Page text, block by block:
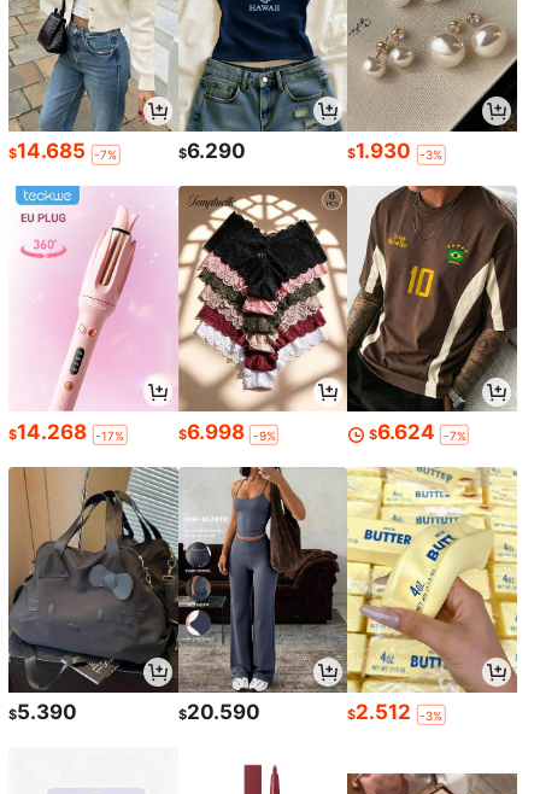
$14.685 -7% $6.290 $1.930 -3%
$14.268 -17% $6.998 -9% $6.624 -7%
$5.390 $20.590 $2.512 -3%